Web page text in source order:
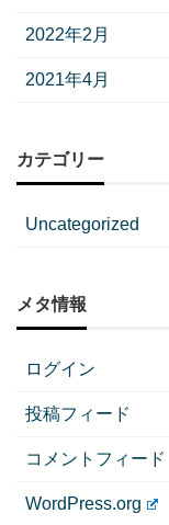
2022年2月
2021年4月
カテゴリー
Uncategorized
メタ情報
ログイン
投稿フィード
コメントフィード
WordPress.org